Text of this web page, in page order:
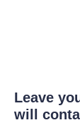
Leave
will